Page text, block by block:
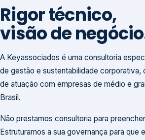
Rigor técnico,
visão de
A Keyassociados é uma consultoria
de gestão e sustentabilidade corporativa,
de atuação com empresas de médio e
Brasil.
Não prestamos consultoria para
Estruturamos a sua governança para que